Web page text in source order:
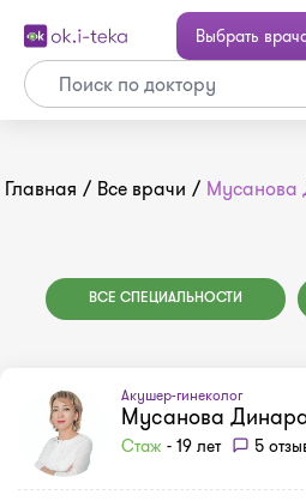
Выбрать
Главная / Все врачи / Мусанова
ВСЕ СПЕЦИАЛЬНОСТИ
Акушер-гинеколог
Мусанова
Стаж - 19 лет 5